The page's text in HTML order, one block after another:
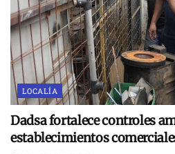
LOCALÍA
Dadsa fortalece controles
establecimientos